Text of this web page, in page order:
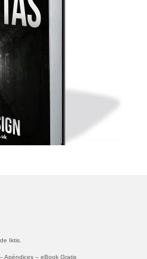
Iktis.
Apéndices – eBook Gratis